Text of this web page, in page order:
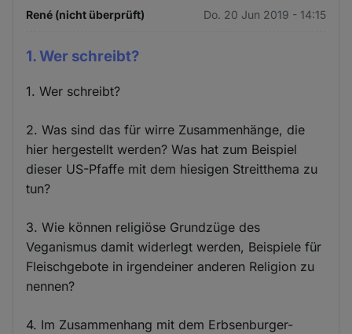
René (nicht überprüft) Do. 20 Jun 2019 - 14:15
1. Wer schreibt?
1. Wer schreibt?
2. Was sind das für wirre Zusammenhänge, die
hier hergestellt werden? Was hat zum Beispiel
dieser US-Pfaffe mit dem hiesigen Streitthema zu
tun?
3. Wie können religiöse Grundzüge des
Veganismus damit widerlegt werden, Beispiele für
Fleischgebote in irgendeiner anderen Religion zu
nennen?
4. Im Zusammenhang mit dem Erbsenburger-